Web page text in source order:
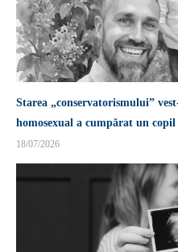
Starea „conservatorismului”
homosexual a cumpărat un
18/07/2026